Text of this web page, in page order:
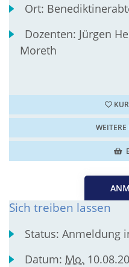
Ort:
Dozenten: Jürgen
Moreth
Sich treiben lassen
Status:Anmeldung
Datum: Mo.